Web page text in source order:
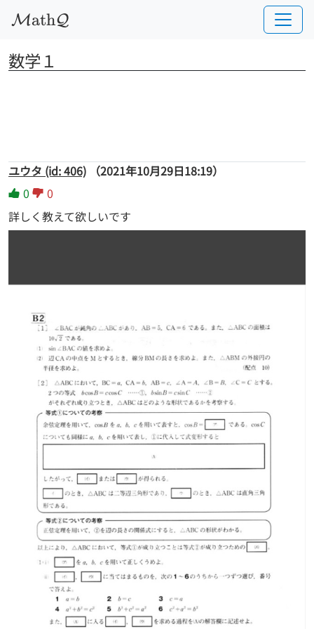
MathQ
数学１
ユウタ (id: 406)
（2021年10月29日18:19）
0
0
詳しく教えて欲しいです